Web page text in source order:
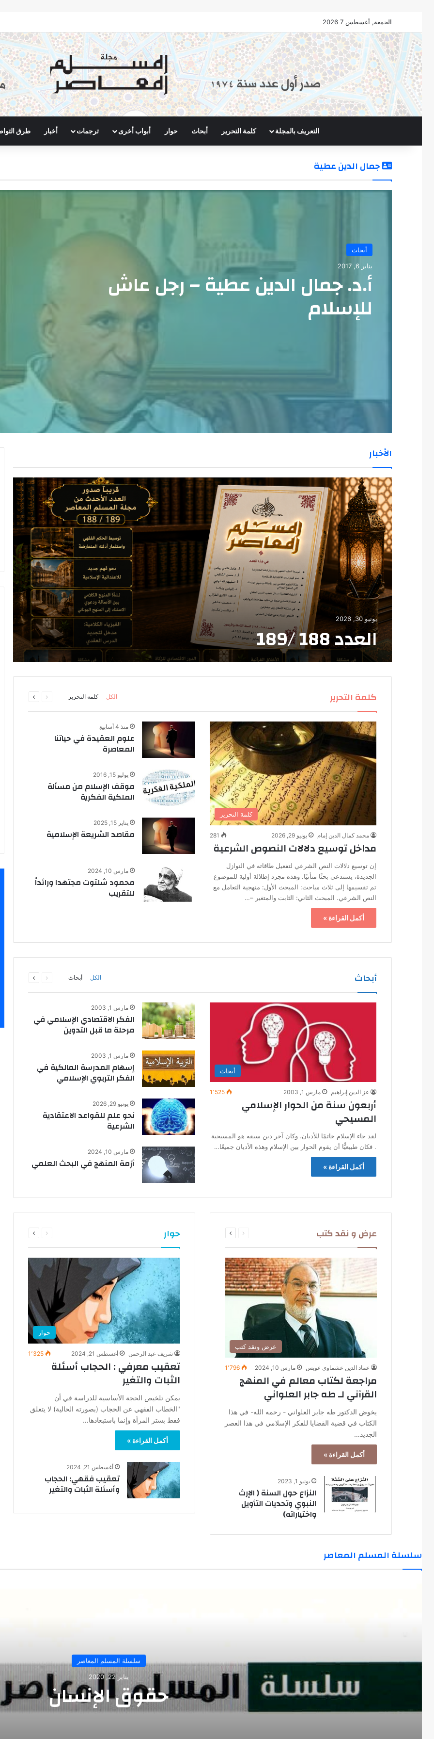
الجمعة, أغسطس 7 2026
التعريف بالمجلة كلمة التحرير أبحاث حوار أبواب أخرى ترجمات أخبار طرق
جمال الدين عطية
أبحاث
يناير 6, 2017
أ.د. جمال الدين عطية – رجل عاش
للإسلام
الأخبار
يونيو 30, 2026
العدد 188 /189
كلمة التحرير الكل كلمة التحرير
الصفحة
كلمة التحرير
محمد كمال الدين إمام يونيو 29, 2026 281
مداخل توسيع دلالات النصوص الشرعية
إن توسيع دلالات النص الشرعي لتفعيل طاقاته في النوازل
الجديدة، يستدعي بحثًا متأنيًا. وهذه مجرد إطلالة أولية للموضوع
تم تقسيمها إلى ثلاث مباحث: المبحث الأول: منهجية التعامل مع
النص الشرعي. المبحث الثاني: الثابت والمتغير –…
أكمل القراءة »
منذ 4 أسابيع
علوم العقيدة في حياتنا
المعاصرة
يوليو 15, 2016
موقف الإسلام من مسألة
الملكية الفكرية
يناير 15, 2025
مقاصد الشريعة الإسلامية
مارس 10, 2024
محمود شلتوت مجتهدا ورائداً
للتقريب
أبحاث الكل أبحاث
الصفحة
أبحاث
عز الدين إبراهيم مارس 1, 2003 1٬525
أربعون سنة من الحوار الإسلامي
المسيحي
لقد جاء الإسلام خاتمًا للأديان، وكان آخر دين سبقه هو المسيحية
. فكان طبيعيًّا أن يقوم الحوار بين الإسلام وهذه الأديان جميعًا…
أكمل القراءة »
مارس 1, 2003
الفكر الاقتصادي الإسلامي في
مرحلة ما قبل التدوين
مارس 1, 2003
إسهام المدرسة المالكية في
الفكر التربوي الإسلامي
يونيو 29, 2026
نحو علم للقواعد الاعتقادية
الشرعية
مارس 10, 2024
أزمة المنهج في البحث العلمي
عرض و نقد كتب
الصفحة
عرض ونقد كتب
عماد الدين عشماوي عويس مارس 10, 2024 1٬796
مراجعة لكتاب معالم في المنهج
القرآني لـ طه جابر العلواني
يخوض الدكتور طه جابر العلواني - رحمه الله- في هذا
الكتاب في قضية القضايا للفكر الإسلامي في هذا العصر
الجديد…
أكمل القراءة »
يونيو 1, 2023
النزاع حول السنة ( الإرث
النبوي وتحديات التأويل
واختياراته)
حوار
الصفحة
حوار
شريف عبد الرحمن أغسطس 21, 2024 1٬325
تعقيب معرفي : الحجاب أسئلة
الثبات والتغير
يمكن تلخيص الحجة الأساسية للدراسة في أن
"الخطاب الفقهي عن الحجاب (بصورته الحالية) لا يتعلق
فقط بستر المرأة وإنما باستبعادها…
أكمل القراءة »
أغسطس 21, 2024
تعقيب فقهي: الحجاب
وأسئلة الثبات والتغير
سلسلة المسلم المعاصر
سلسلة المسلم المعاصر
يناير 22, 2020
حقوق الإنسان